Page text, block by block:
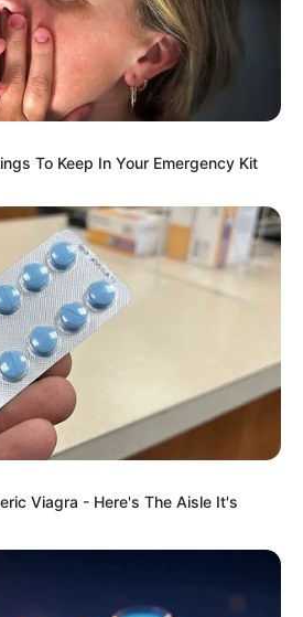
นักเขียน
อิสฺวาสุ
เชื่อในสิ่งที่เฮ็ด เฮ็ดในสิ่งที่เชื่อ
is the secret to feeling your
To Keep In Your Emergency Kit
Viagra - Here's The Aisle It's